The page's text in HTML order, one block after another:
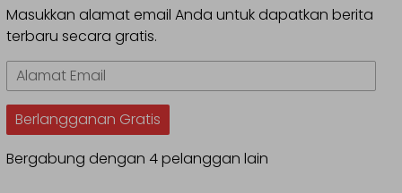
Masukkan alamat email Anda untuk dapatkan berita
terbaru secara gratis.
Alamat
Email
Berlangganan Gratis
Bergabung dengan 4 pelanggan lain